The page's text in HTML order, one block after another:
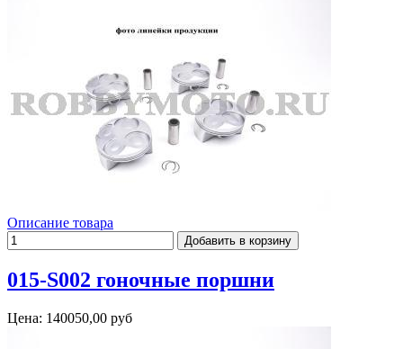
Описание товара
015-S002 гоночные поршни
Цена: 140050,00 руб